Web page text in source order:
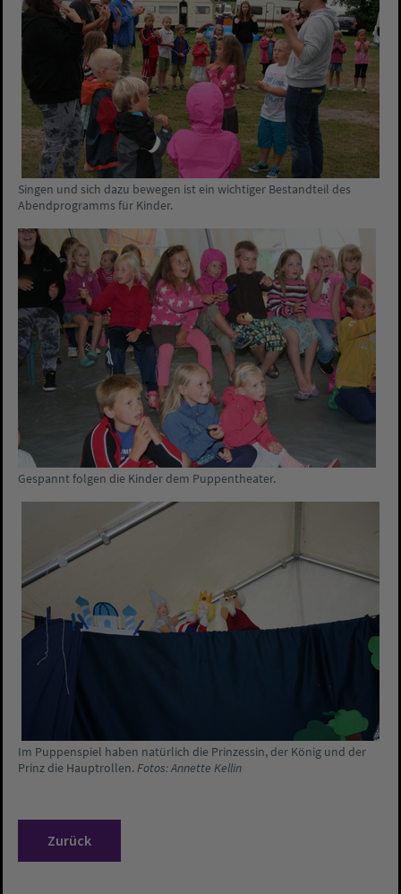
Singen und sich dazu bewegen ist ein wichtiger Bestandteil des
Abendprogramms für Kinder.
Gespannt folgen die Kinder dem Puppentheater.
Im Puppenspiel haben natürlich die Prinzessin, der König und der
Prinz die Hauptrollen.Fotos: Annette Kellin
Zurück